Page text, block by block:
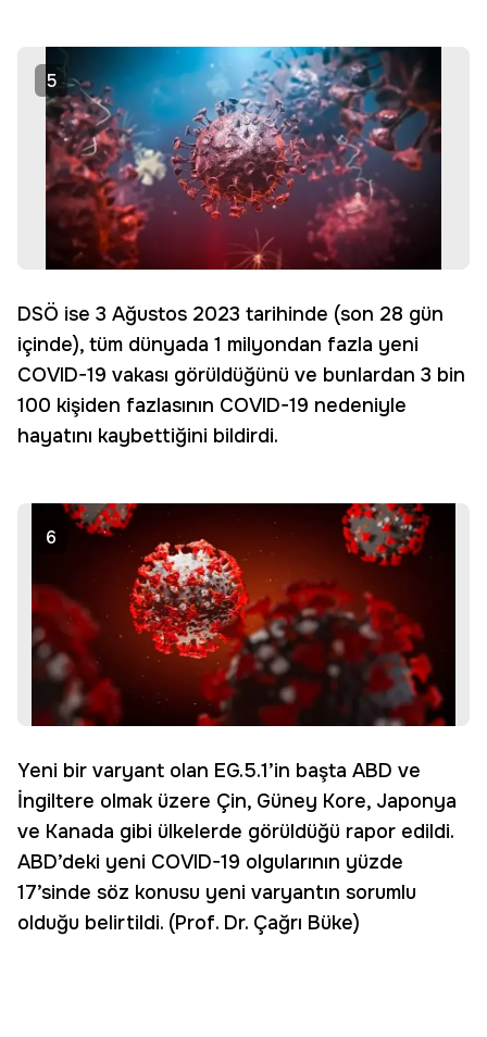
5
DSÖ ise 3 Ağustos 2023 tarihinde (son 28 gün
içinde), tüm dünyada 1 milyondan fazla yeni
COVID-19 vakası görüldüğünü ve bunlardan 3 bin
100 kişiden fazlasının COVID-19 nedeniyle
hayatını kaybettiğini bildirdi.
6
Yeni bir varyant olan EG.5.1’in başta ABD ve
İngiltere olmak üzere Çin, Güney Kore, Japonya
ve Kanada gibi ülkelerde görüldüğü rapor edildi.
ABD’deki yeni COVID-19 olgularının yüzde
17’sinde söz konusu yeni varyantın sorumlu
olduğu belirtildi. (Prof. Dr. Çağrı Büke)